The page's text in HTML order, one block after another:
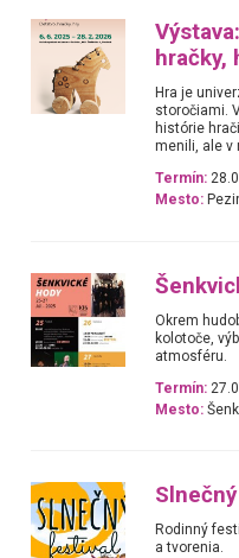
hračky,
Hra je
storočiami.
histórie
menili, ale v
Termín:
Mesto:
Okrem
kolotoče,
atmosféru.
Termín:
Mesto:
Rodinný
a tvorenia.